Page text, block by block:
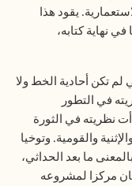
يقود هذا
نهاية كتابه،
تكن أحادية الخط ولا
في التطور
نظريته في الثورة
والقومية. وتوخيا
ما بعد الحداثي،
مركزا لمشروعه